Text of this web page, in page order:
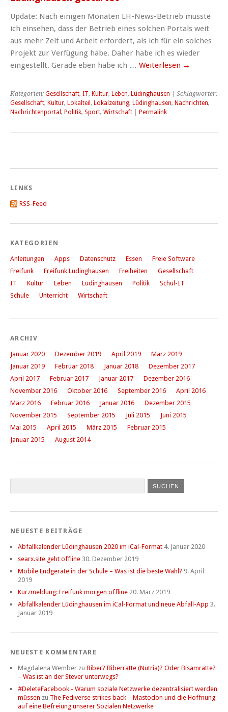
Update: Nach einigen Monaten LH-News-Betrieb musste
ich einsehen, dass der Betrieb eines solchen Portals weit
aus mehr Zeit und Arbeit erfordert, als ich für ein solches
Projekt zur Verfügung habe. Daher habe ich es wieder
eingestellt. Gerade eben habe ich … Weiterlesen →
Kategorien: Gesellschaft, IT, Kultur, Leben, Lüdinghausen | Schlagwörter:
Gesellschaft, Kultur, Lokalteil , Lokalzeitung, Lüdinghausen, Nachrichten,
Nachrichtenportal , Politik, Sport, Wirtschaft Permalink
LINKS
RSS-Feed
KATEGORIEN
Anleitungen Apps Datenschutz Essen
Freie Software
Freifunk
Freifunk Lüdinghausen Freiheiten
Gesellschaft
IT
Kultur Leben Lüdinghausen Politik
Schul-IT
Schule
Unterricht Wirtschaft
ARCHIV
Januar 2020 Dezember 2019 April 2019
März 2019
Januar 2019
Februar 2018 Januar 2018
Dezember 2017
April 2017
Februar 2017 Januar 2017
Dezember 2016
November 2016
Oktober 2016 September 2016
April 2016
März 2016
Februar 2016 Januar 2016
Dezember 2015
November 2015
September 2015 Juli 2015
Juni 2015
Mai 2015
April 2015 März 2015
Februar 2015
Januar 2015
August 2014
NEUESTE BEITRÄGE
Abfallkalender Lüdinghausen 2020 im iCal-Format 4. Januar 2020
searx.site geht offline 30. Dezember 2019
Mobile Endgeräte in der Schule – Was ist die beste Wahl? 9. April
2019
Kurzmeldung: Freifunk morgen offline 20. März 2019
Abfallkalender Lüdinghausen im iCal-Format und neue Abfall-App 3.
Januar 2019
NEUESTE KOMMENTARE
Magdalena Wember zu Biber? Biberratte (Nutria)? Oder Bisamratte?
– Was ist an der Stever unterwegs?
#DeleteFacebook - Warum soziale Netzwerke dezentralisiert werden
müssen zu The Fediverse strikes back – Mastodon und die Hoffnung
auf eine Befreiung unserer Sozialen Netzwerke